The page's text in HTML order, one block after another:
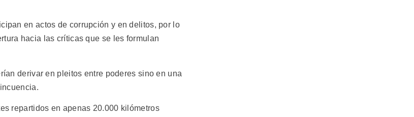
en actos de corrupción y en delitos, por lo
hacia las críticas que se les formulan
derivar en pleitos entre poderes sino en una
repartidos en apenas 20.000 kilómetros